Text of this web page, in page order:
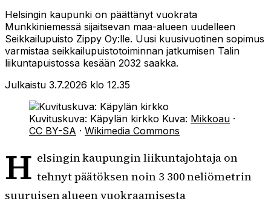
Helsingin kaupunki on päättänyt vuokrata
Munkkiniemessä sijaitsevan maa-alueen uudelleen
Seikkailupuisto Zippy Oy:lle. Uusi kuusivuotinen sopimus
varmistaa seikkailupuistotoiminnan jatkumisen Talin
liikuntapuistossa kesään 2032 saakka.
Julkaistu 3.7.2026 klo 12.35
Kuvituskuva: Käpylän kirkko Kuva: Mikkoau ·
CC BY-SA · Wikimedia Commons
H elsingin kaupungin liikuntajohtaja on
tehnyt päätöksen noin 3 300 neliömetrin
suuruisen alueen vuokraamisesta